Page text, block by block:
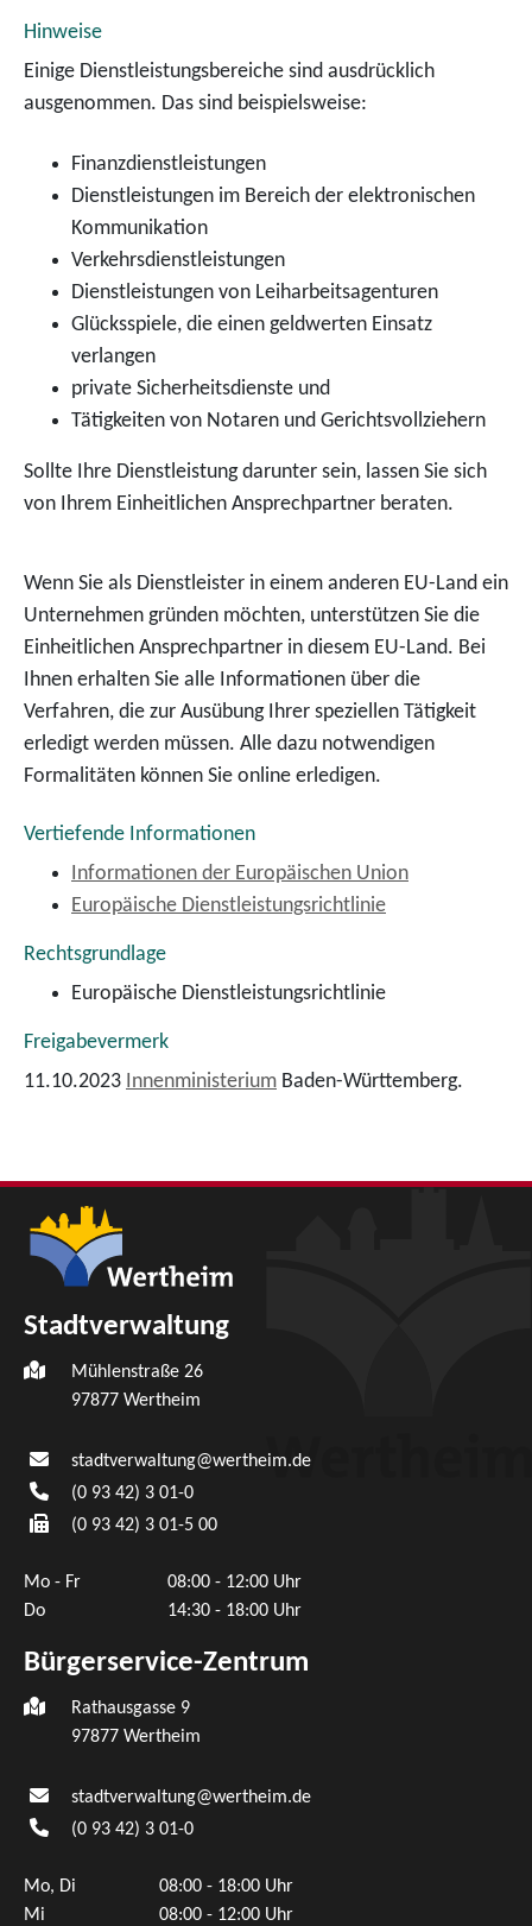
Hinweise
Einige Dienstleistungsbereiche sind ausdrücklich
ausgenommen. Das sind beispielsweise:
Finanzdienstleistungen
Dienstleistungen im Bereich der elektronischen
Kommunikation
Verkehrsdienstleistungen
Dienstleistungen von Leiharbeitsagenturen
Glücksspiele, die einen geldwerten Einsatz
verlangen
private Sicherheitsdienste und
Tätigkeiten von Notaren und Gerichtsvollziehern
Sollte Ihre Dienstleistung darunter sein, lassen Sie sich
von Ihrem Einheitlichen Ansprechpartner beraten.
Wenn Sie als Dienstleister in einem anderen EU-Land ein
Unternehmen gründen möchten, unterstützen Sie die
Einheitlichen Ansprechpartner in diesem EU-Land. Bei
Ihnen erhalten Sie alle Informationen über die
Verfahren, die zur Ausübung Ihrer speziellen Tätigkeit
erledigt werden müssen. Alle dazu notwendigen
Formalitäten können Sie online erledigen.
Vertiefende Informationen
Informationen der Europäischen Union
Europäische Dienstleistungsrichtlinie
Rechtsgrundlage
Europäische Dienstleistungsrichtlinie
Freigabevermerk
11.10.2023 Innenministerium Baden-Württemberg.
Stadtverwaltung
Mühlenstraße 26
97877 Wertheim
stadtverwaltung@wertheim.de
(0 93 42) 3 01-0
(0 93 42) 3 01-5 00
Mo - Fr
08:00 - 12:00 Uhr
Do
14:30 - 18:00 Uhr
Bürgerservice-Zentrum
Rathausgasse 9
97877 Wertheim
stadtverwaltung@wertheim.de
(0 93 42) 3 01-0
Mo, Di
08:00 - 18:00 Uhr
Mi
08:00 - 12:00 Uhr